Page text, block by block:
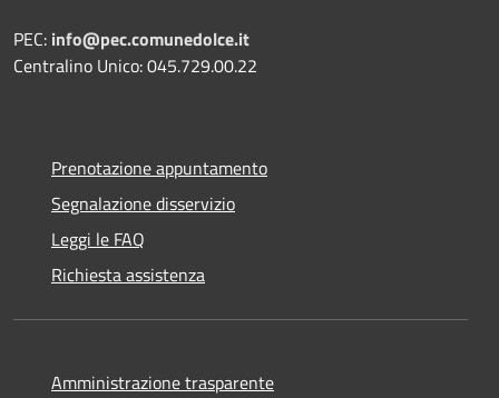
PEC: info@pec.comunedolce.it
Centralino Unico: 045.729.00.22
Prenotazione appuntamento
Segnalazione disservizio
Leggi le FAQ
Richiesta assistenza
Amministrazione trasparente